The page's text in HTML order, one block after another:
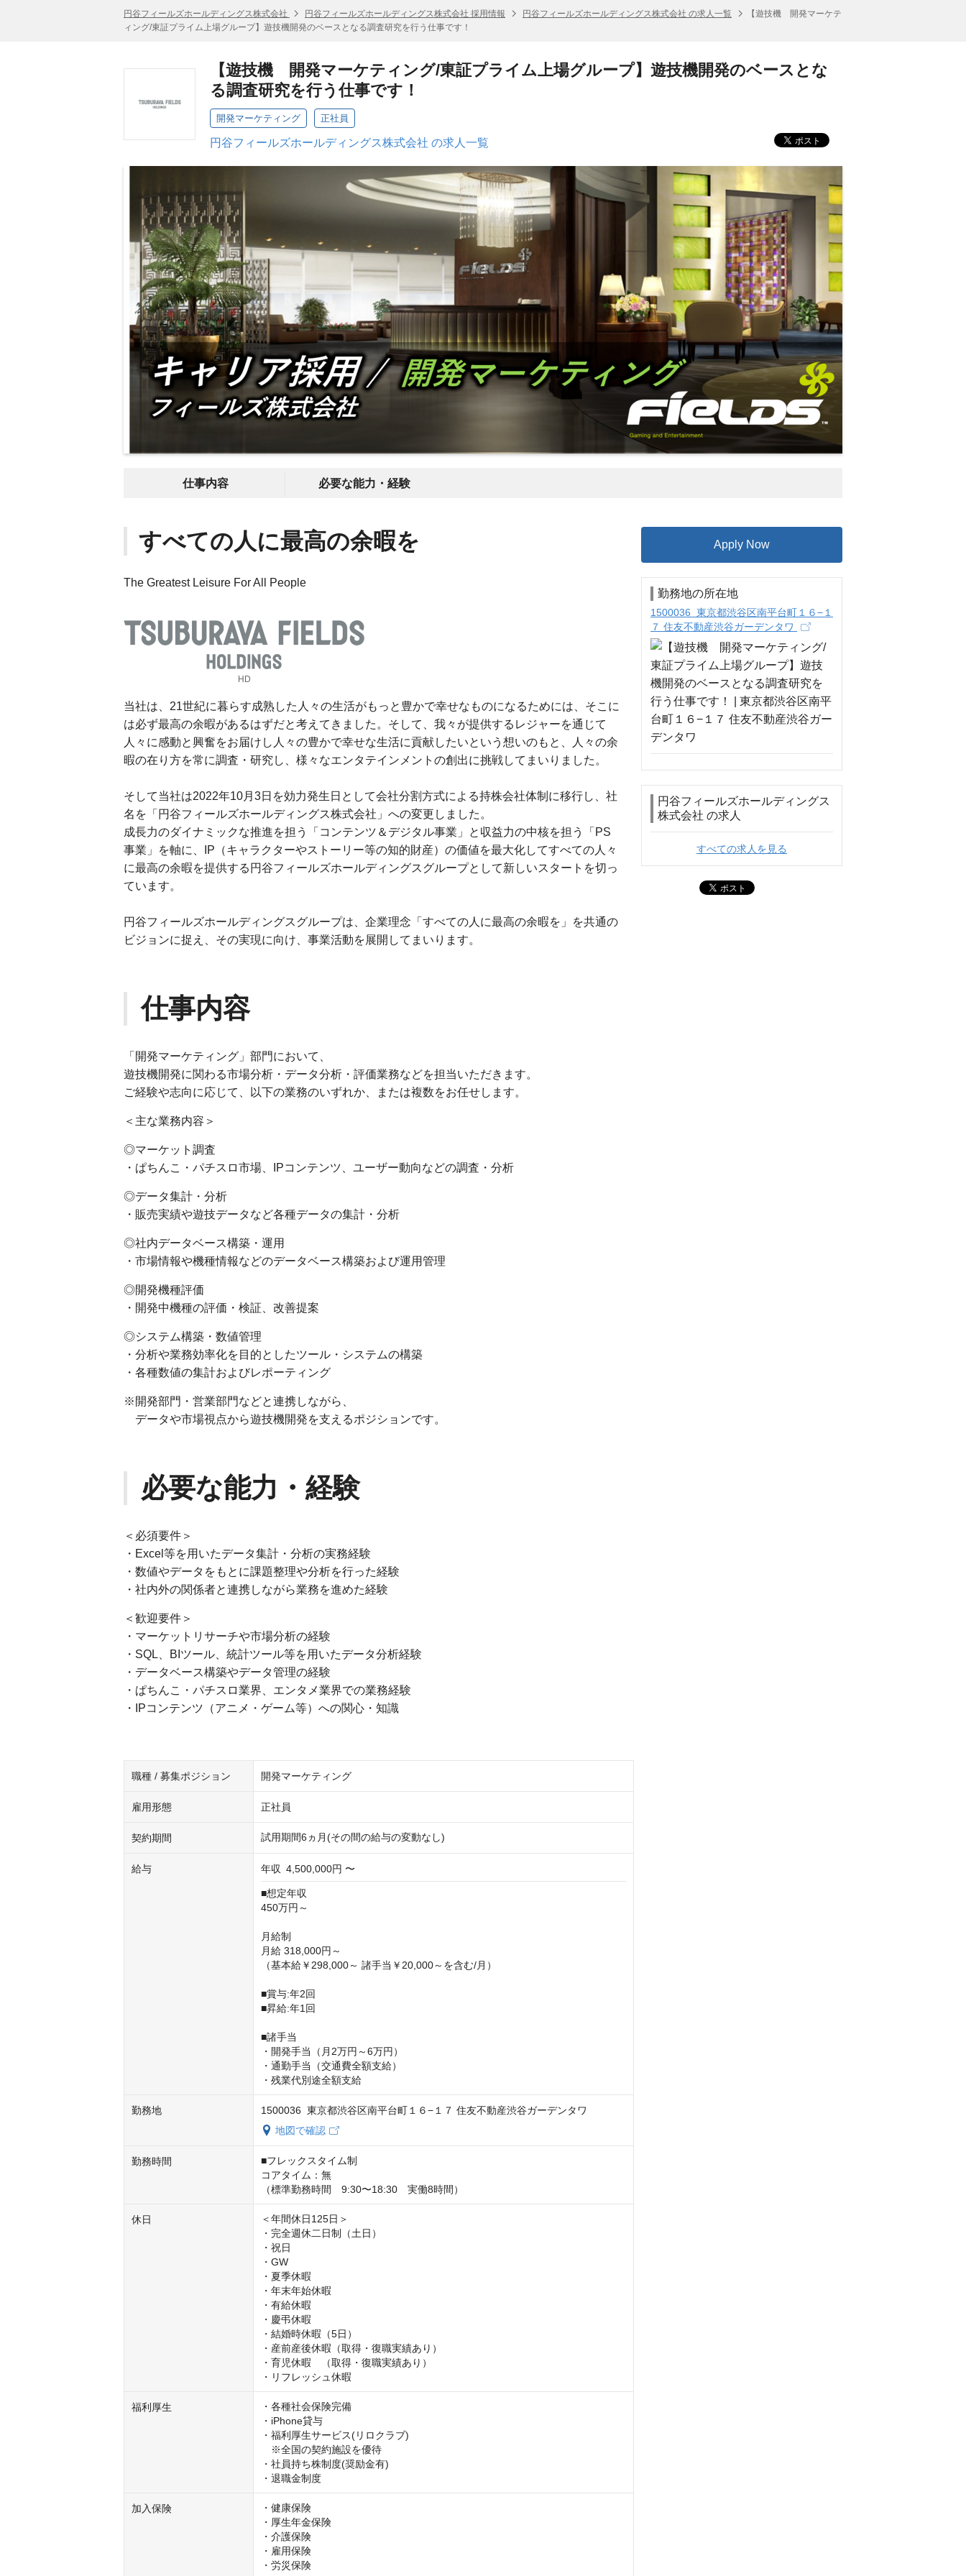
円谷フィールズホールディングス株式会社 円谷フィールズホールディングス株式会社 採用情報 円谷フィールズホールディングス株式会社 の求人一覧
【遊技機 開発マーケテ
ィング/東証プライム上場グループ】遊技機開発のベースとなる調査研究を行う仕事です！
【遊技機 開発マーケティング/東証プライム上場グループ】遊技機開発のベースとな
る調査研究を行う仕事です！
開発マーケティング 正社員
円谷フィールズホールディングス株式会社 の求人一覧
仕事内容 必要な能力・経験
すべての人に最高の余暇を
The Greatest Leisure For All People
HD
当社は、21世紀に暮らす成熟した人々の生活がもっと豊かで幸せなものになるためには、そこに
は必ず最高の余暇があるはずだと考えてきました。そして、我々が提供するレジャーを通じて
人々に感動と興奮をお届けし人々の豊かで幸せな生活に貢献したいという想いのもと、人々の余
暇の在り方を常に調査・研究し、様々なエンタテインメントの創出に挑戦してまいりました。
そして当社は2022年10月3日を効力発生日として会社分割方式による持株会社体制に移行し、社
名を「円谷フィールズホールディングス株式会社」への変更しました。
成長力のダイナミックな推進を担う「コンテンツ＆デジタル事業」と収益力の中核を担う「PS
事業」を軸に、IP（キャラクターやストーリー等の知的財産）の価値を最大化してすべての人々
に最高の余暇を提供する円谷フィールズホールディングスグループとして新しいスタートを切っ
ています。
円谷フィールズホールディングスグループは、企業理念「すべての人に最高の余暇を」を共通の
ビジョンに捉え、その実現に向け、事業活動を展開してまいります。
仕事内容
「開発マーケティング」部門において、
遊技機開発に関わる市場分析・データ分析・評価業務などを担当いただきます。
ご経験や志向に応じて、以下の業務のいずれか、または複数をお任せします。
＜主な業務内容＞
◎マーケット調査
・ぱちんこ・パチスロ市場、IPコンテンツ、ユーザー動向などの調査・分析
◎データ集計・分析
・販売実績や遊技データなど各種データの集計・分析
◎社内データベース構築・運用
・市場情報や機種情報などのデータベース構築および運用管理
◎開発機種評価
・開発中機種の評価・検証、改善提案
◎システム構築・数値管理
・分析や業務効率化を目的としたツール・システムの構築
・各種数値の集計およびレポーティング
※開発部門・営業部門などと連携しながら、
データや市場視点から遊技機開発を支えるポジションです。
必要な能力・経験
＜必須要件＞
・Excel等を用いたデータ集計・分析の実務経験
・数値やデータをもとに課題整理や分析を行った経験
・社内外の関係者と連携しながら業務を進めた経験
＜歓迎要件＞
・マーケットリサーチや市場分析の経験
・SQL、BIツール、統計ツール等を用いたデータ分析経験
・データベース構築やデータ管理の経験
・ぱちんこ・パチスロ業界、エンタメ業界での業務経験
・IPコンテンツ（アニメ・ゲーム等）への関心・知識
職種 / 募集ポジション 開発マーケティング
雇用形態 正社員
契約期間 試用期間6ヵ月(その間の給与の変動なし)
給与 年収 4,500,000円 〜
■想定年収
450万円～
月給制
月給 318,000円～
（基本給￥298,000～ 諸手当￥20,000～を含む/月）
■賞与:年2回
■昇給:年1回
■諸手当
・開発手当（月2万円～6万円）
・通勤手当（交通費全額支給）
・残業代別途全額支給
勤務地
1500036 東京都渋谷区南平台町１６−１７ 住友不動産渋谷ガーデンタワ
地図で確認
勤務時間
■フレックスタイム制
コアタイム：無
（標準勤務時間　9:30〜18:30　実働8時間）
休日
＜年間休日125日＞
・完全週休二日制（土日）
・祝日
・GW
・夏季休暇
・年末年始休暇
・有給休暇
・慶弔休暇
・結婚時休暇（5日）
・産前産後休暇（取得・復職実績あり）
・育児休暇　（取得・復職実績あり）
・リフレッシュ休暇
福利厚生
・各種社会保険完備
・iPhone貸与
・福利厚生サービス(リロクラブ)
※全国の契約施設を優待
・社員持ち株制度(奨励金有)
・退職金制度
加入保険
・健康保険
・厚生年金保険
・介護保険
・雇用保険
・労災保険
Apply Now
勤務地の所在地
1500036 東京都渋谷区南平台町１６−１
７ 住友不動産渋谷ガーデンタワ
円谷フィールズホールディングス
株式会社 の求人
すべての求人を見る